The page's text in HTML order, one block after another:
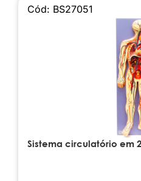
Cód: BS27051
Sistema circulatório em